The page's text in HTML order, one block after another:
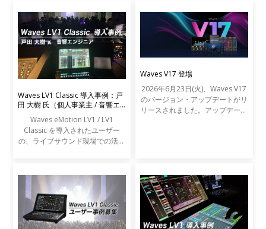
Waves LV1 Classic 導入事例：戸
田 大樹 氏（個人事業主 / 音響エ
Waves eMotion LV1 / LV1
Classic を導入されたユーザー
の、ライブサウンド現場での活用
Waves V17 登場
2026年6月23日(火)、Waves V17
のバージョン・アップデートがリ
リースされました。アップデート